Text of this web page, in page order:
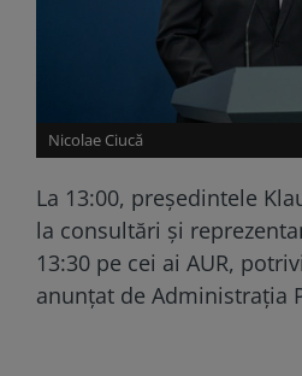
Nicolae Ciucă
La 13:00, președintele
la consultări și
13:30 pe cei ai AUR,
anunțat de Administrația